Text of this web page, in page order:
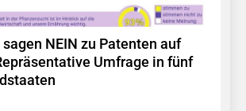
NEIN zu Patenten auf
Umfrage in fünf